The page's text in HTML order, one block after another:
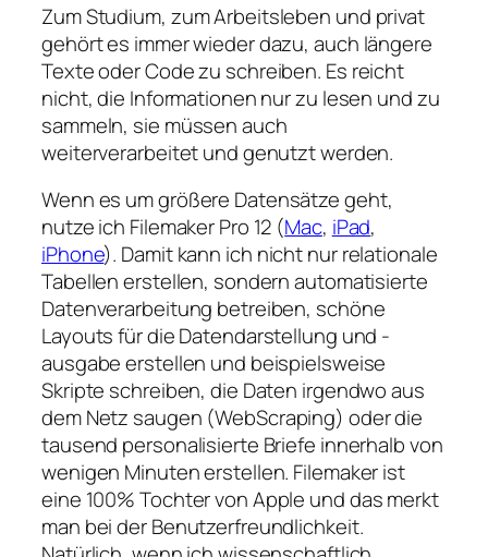
Zum Studium, zum Arbeitsleben und privat
gehört es immer wieder dazu, auch längere
Texte oder Code zu schreiben. Es reicht
nicht, die Informationen nur zu lesen und zu
sammeln, sie müssen auch
weiterverarbeitet und genutzt werden.
Wenn es um größere Datensätze geht,
nutze ich Filemaker Pro 12 (Mac, iPad,
iPhone). Damit kann ich nicht nur relationale
Tabellen erstellen, sondern automatisierte
Datenverarbeitung betreiben, schöne
Layouts für die Datendarstellung und -
ausgabe erstellen und beispielsweise
Skripte schreiben, die Daten irgendwo aus
dem Netz saugen (WebScraping) oder die
tausend personalisierte Briefe innerhalb von
wenigen Minuten erstellen. Filemaker ist
eine 100% Tochter von Apple und das merkt
man bei der Benutzerfreundlichkeit.